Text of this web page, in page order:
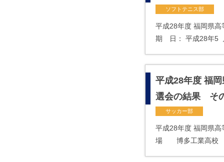
ソフトテニス部
平成28年度 福岡県
期 日： 平成28年5
平成28年度 福
選会の結果 そ
サッカー部
平成28年度 福岡県
場 博多工業高校